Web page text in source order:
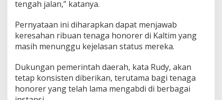
tengah jalan,” katanya.
Pernyataan ini diharapkan dapat menjawab
keresahan ribuan tenaga honorer di Kaltim yang
masih menunggu kejelasan status mereka.
Dukungan pemerintah daerah, kata Rudy, akan
tetap konsisten diberikan, terutama bagi tenaga
honorer yang telah lama mengabdi di berbagai